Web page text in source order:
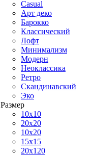
Casual
Арт деко
Барокко
Классический
Лофт
Минимализм
Модерн
Неоклассика
Ретро
Скандинавский
Эко
Размер
10x10
20x20
10x20
15x15
20x120